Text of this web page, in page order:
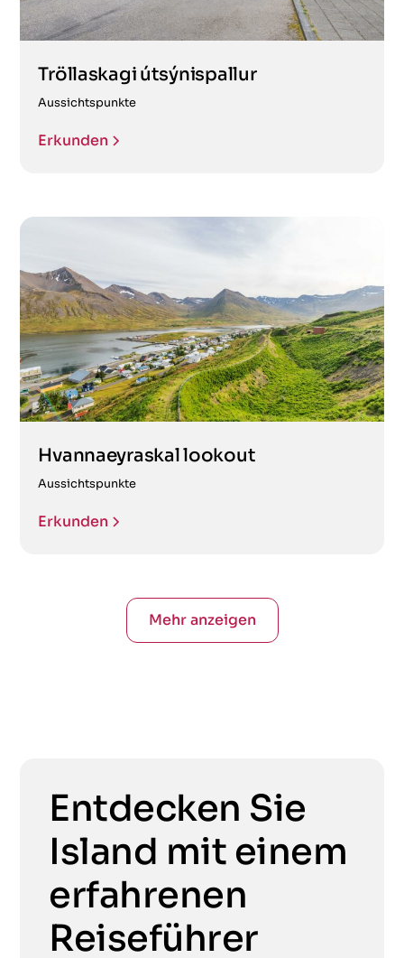
Tröllaskagi útsýnispallur
Aussichtspunkte
Erkunden
Hvannaeyraskal lookout
Aussichtspunkte
Erkunden
Mehr anzeigen
Entdecken Sie
Island mit einem
erfahrenen
Reiseführer